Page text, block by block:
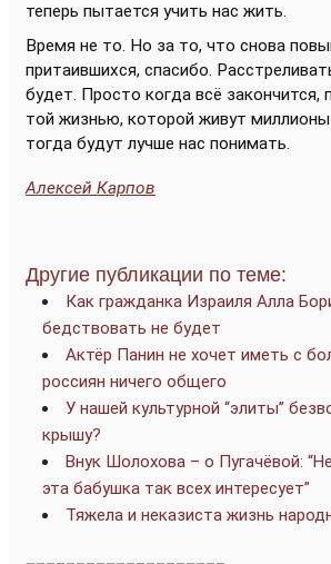
теперь пытается учить нас жить.
Время не то. Но за то, что снова
притаившихся, спасибо.
будет. Просто когда всё закончится,
той жизнью, которой живут
тогда будут лучше нас понимать.
Алексей Карпов
Другие публикации по теме:
Как гражданка Израиля Алла
бедствовать не будет
Актёр Панин не хочет иметь с
россиян ничего общего
У нашей культурной “элиты”
крышу?
Внук Шолохова – о Пугачёвой:
эта бабушка так всех интересует”
Тяжела и неказиста жизнь